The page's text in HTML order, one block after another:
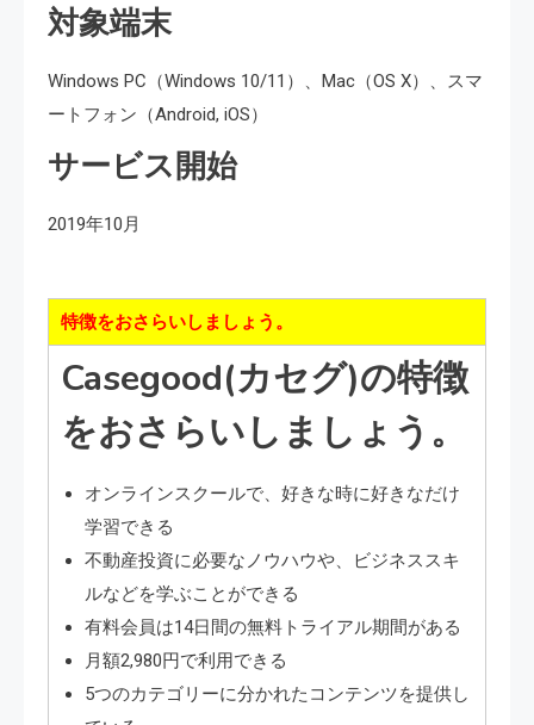
対象端末
Windows PC（Windows 10/11）、Mac（OS X）、スマ
ートフォン（Android, iOS）
サービス開始
2019年10月
特徴をおさらいしましょう。
Casegood(カセグ)の特徴
をおさらいしましょう。
オンラインスクールで、好きな時に好きなだけ
学習できる
不動産投資に必要なノウハウや、ビジネススキ
ルなどを学ぶことができる
有料会員は14日間の無料トライアル期間がある
月額2,980円で利用できる
5つのカテゴリーに分かれたコンテンツを提供し